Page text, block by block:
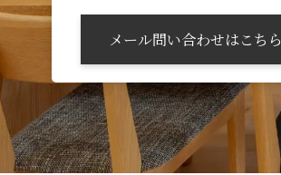
メール問い合わせはこちら